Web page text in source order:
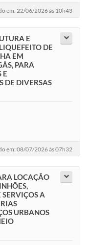
em: 22/06/2026 às 10h43
E
DE
EM
PARA
E
DE DIVERSAS
em: 08/07/2026 às 07h32
LOCAÇÃO
A
URBANOS